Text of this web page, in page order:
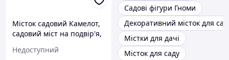
Місток садовий Камелот,
садовий міст на подвір'я,
дерев'яний міст
Недоступний
Садові фігури Гноми
Декоративний місток для
Містки для дачі
Місток для саду